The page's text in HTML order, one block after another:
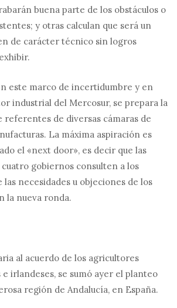
buena parte de los obstáculos o
y otras calculan que será un
de carácter técnico sin logros
este marco de incertidumbre y en
industrial del Mercosur, se prepara la
referentes de diversas cámaras de
La máxima aspiración es
el «next door», es decir que las
gobiernos consulten a los
necesidades u objeciones de los
la nueva ronda.
al acuerdo de los agricultores
e irlandeses, se sumó ayer el planteo
región de Andalucía, en España.